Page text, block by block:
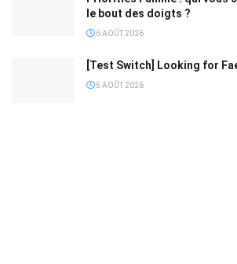
le bout des doigts ?
6 AOÛT 2026
[Test Switch] Looking for
5 AOÛT 2026